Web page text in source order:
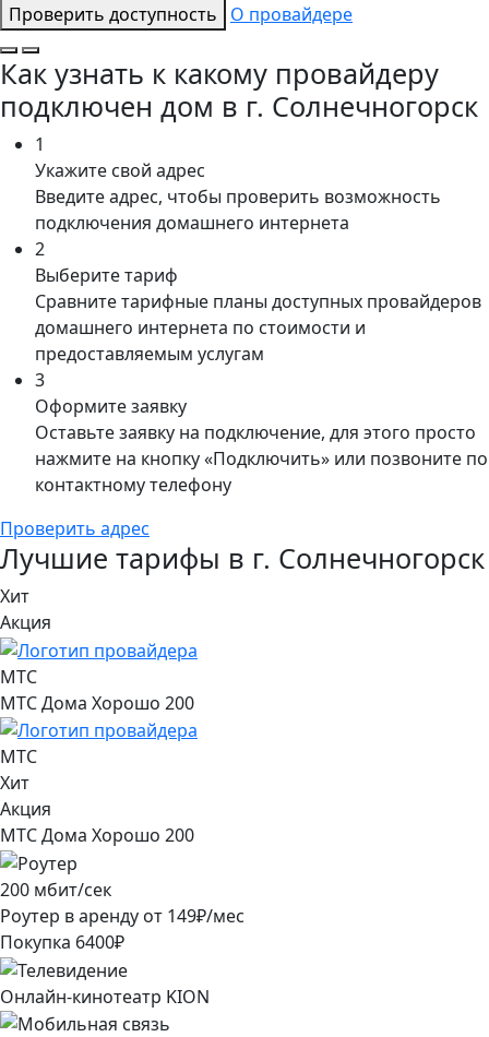
Проверить доступность
О провайдере
Как узнать к какому провайдеру
подключен дом в г. Солнечногорск
1
Укажите свой адрес
Введите адрес, чтобы проверить возможность
подключения домашнего интернета
2
Выберите тариф
Сравните тарифные планы доступных провайдеров
домашнего интернета по стоимости и
предоставляемым услугам
3
Оформите заявку
Оставьте заявку на подключение, для этого просто
нажмите на кнопку «Подключить» или позвоните по
контактному телефону
Проверить адрес
Лучшие тарифы в г. Солнечногорск
Хит
Акция
МТС
МТС Дома Хорошо 200
МТС
Хит
Акция
МТС Дома Хорошо 200
200 мбит/сек
Роутер в аренду от 149₽/мес
Покупка 6400₽
Онлайн-кинотеатр KION